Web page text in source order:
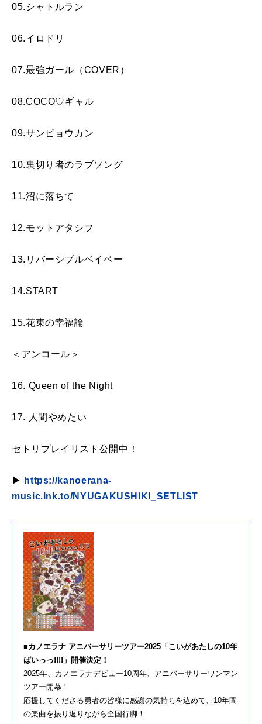
05.シャトルラン
06.イロドリ
07.最強ガール（COVER）
08.COCO♡ギャル
09.サンビョウカン
10.裏切り者のラブソング
11.沼に落ちて
12.モットアタシヲ
13.リバーシブルベイベー
14.START
15.花束の幸福論
＜アンコール＞
16. Queen of the Night
17. 人間やめたい
セトリプレイリスト公開中！
▶︎
https://kanoerana-
music.lnk.to/NYUGAKUSHIKI_SETLIST
■カノエラナ アニバーサリーツアー2025「こいがあたしの10年
ばいっっ!!!!」開催決定！
2025年、カノエラナデビュー10周年、アニバーサリーワンマン
ツアー開幕！
応援してくださる勇者の皆様に感謝の気持ちを込めて、10年間
の楽曲を振り返りながら全国行脚！